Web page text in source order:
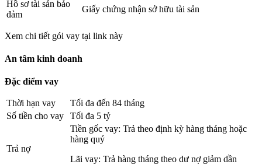
Hồ sơ tài sản bảo
đảm
Giấy chứng nhận sở hữu tài sản
Xem chi tiết gói vay tại link này
An tâm kinh doanh
Đặc điểm vay
Thời hạn vay
Tối đa đến 84 tháng
Số tiền cho vay
Tối đa 5 tỷ
Trả nợ
Tiền gốc vay: Trả theo định kỳ hàng tháng hoặc
hàng quý
Lãi vay: Trả hàng tháng theo dư nợ giảm dần